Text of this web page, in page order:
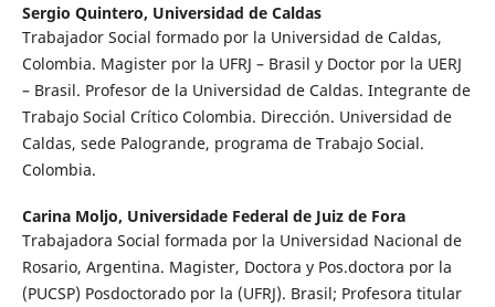
Sergio Quintero, Universidad de Caldas
Trabajador Social formado por la Universidad de Caldas,
Colombia. Magister por la UFRJ – Brasil y Doctor por la UERJ
– Brasil. Profesor de la Universidad de Caldas. Integrante de
Trabajo Social Crítico Colombia. Dirección. Universidad de
Caldas, sede Palogrande, programa de Trabajo Social.
Colombia.
Carina Moljo, Universidade Federal de Juiz de Fora
Trabajadora Social formada por la Universidad Nacional de
Rosario, Argentina. Magister, Doctora y Pos.doctora por la
(PUCSP) Posdoctorado por la (UFRJ). Brasil; Profesora titular